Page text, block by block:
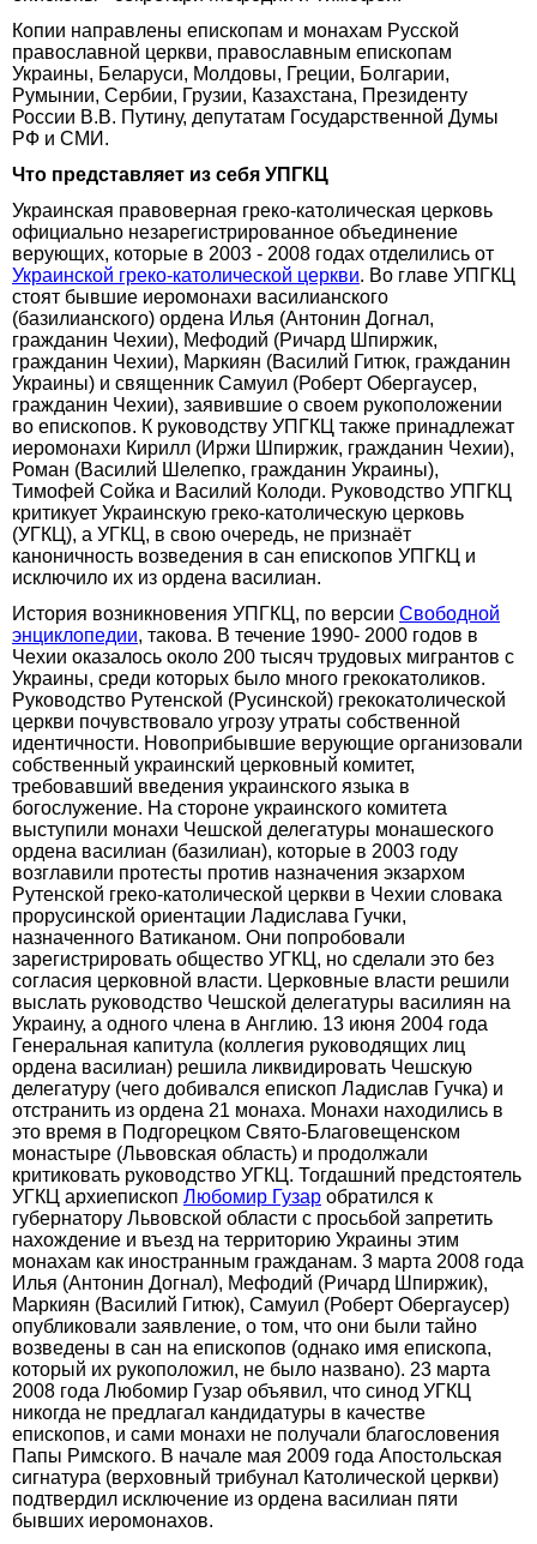
Копии направлены епископам и монахам Русской
православной церкви, православным епископам
Украины, Беларуси, Молдовы, Греции, Болгарии,
Румынии, Сербии, Грузии, Казахстана, Президенту
России В.В. Путину, депутатам Государственной Думы
РФ и СМИ.
Что представляет из себя УПГКЦ
Украинская правоверная греко-католическая церковь
официально незарегистрированное объединение
верующих, которые в 2003 - 2008 годах отделились от
Украинской греко-католической церкви. Во главе УПГКЦ
стоят бывшие иеромонахи василианского
(базилианского) ордена Илья (Антонин Догнал,
гражданин Чехии), Мефодий (Ричард Шпиржик,
гражданин Чехии), Маркиян (Василий Гитюк, гражданин
Украины) и священник Самуил (Роберт Обергаусер,
гражданин Чехии), заявившие о своем рукоположении
во епископов. К руководству УПГКЦ также принадлежат
иеромонахи Кирилл (Иржи Шпиржик, гражданин Чехии),
Роман (Василий Шелепко, гражданин Украины),
Тимофей Сойка и Василий Колоди. Руководство УПГКЦ
критикует Украинскую греко-католическую церковь
(УГКЦ), а УГКЦ, в свою очередь, не признаёт
каноничность возведения в сан епископов УПГКЦ и
исключило их из ордена василиан.
История возникновения УПГКЦ, по версии Свободной
энциклопедии, такова. В течение 1990- 2000 годов в
Чехии оказалось около 200 тысяч трудовых мигрантов с
Украины, среди которых было много грекокатоликов.
Руководство Рутенской (Русинской) грекокатолической
церкви почувствовало угрозу утраты собственной
идентичности. Новоприбывшие верующие организовали
собственный украинский церковный комитет,
требовавший введения украинского языка в
богослужение. На стороне украинского комитета
выступили монахи Чешской делегатуры монашеского
ордена василиан (базилиан), которые в 2003 году
возглавили протесты против назначения экзархом
Рутенской греко-католической церкви в Чехии словака
прорусинской ориентации Ладислава Гучки,
назначенного Ватиканом. Они попробовали
зарегистрировать общество УГКЦ, но сделали это без
согласия церковной власти. Церковные власти решили
выслать руководство Чешской делегатуры василиян на
Украину, а одного члена в Англию. 13 июня 2004 года
Генеральная капитула (коллегия руководящих лиц
ордена василиан) решила ликвидировать Чешскую
делегатуру (чего добивался епископ Ладислав Гучка) и
отстранить из ордена 21 монаха. Монахи находились в
это время в Подгорецком Свято-Благовещенском
монастыре (Львовская область) и продолжали
критиковать руководство УГКЦ. Тогдашний предстоятель
УГКЦ архиепископ Любомир Гузар обратился к
губернатору Львовской области с просьбой запретить
нахождение и въезд на территорию Украины этим
монахам как иностранным гражданам. 3 марта 2008 года
Илья (Антонин Догнал), Мефодий (Ричард Шпиржик),
Маркиян (Василий Гитюк), Самуил (Роберт Обергаусер)
опубликовали заявление, о том, что они были тайно
возведены в сан на епископов (однако имя епископа,
который их рукоположил, не было названо). 23 марта
2008 года Любомир Гузар объявил, что синод УГКЦ
никогда не предлагал кандидатуры в качестве
епископов, и сами монахи не получали благословения
Папы Римского. В начале мая 2009 года Апостольская
сигнатура (верховный трибунал Католической церкви)
подтвердил исключение из ордена василиан пяти
бывших иеромонахов.